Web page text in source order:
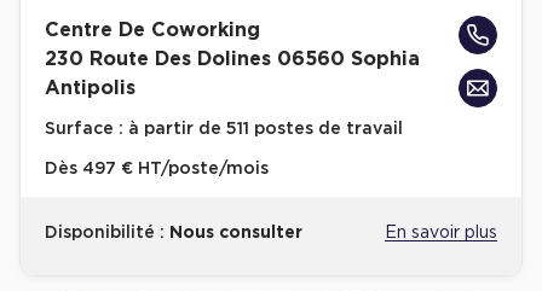
Entrepôts et Locaux d'activités - Programmes neufs
Location de plateformes Logistique
Location de plateformes Logistique à Amiens
Centre De Coworking
230 Route Des Dolines 06560 Sophia
Antipolis
Surface : à partir de 511 postes de travail
Dès 497 € HT/poste/mois
Disponibilité : Nous consulter En savoir plus